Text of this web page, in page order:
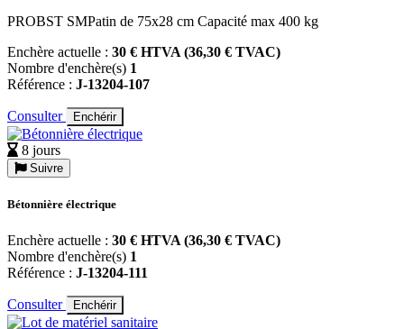
PROBST SMPatin de 75x28 cm Capacité max 400 kg
Enchère actuelle : 30 € HTVA (36,30 € TVAC)
Nombre d'enchère(s) 1
Référence : J-13204-107
Consulter Enchérir
8 jours
Suivre
Bétonnière électrique
Enchère actuelle : 30 € HTVA (36,30 € TVAC)
Nombre d'enchère(s) 1
Référence : J-13204-111
Consulter Enchérir